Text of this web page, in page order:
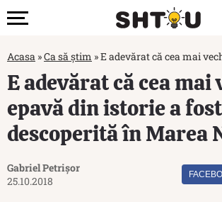
Acasa »Ca să știm »E adevărat că cea mai
E adevărat că cea mai
epavă din istorie a fost
descoperită în Marea
Gabriel Petrișor
25.10.2018